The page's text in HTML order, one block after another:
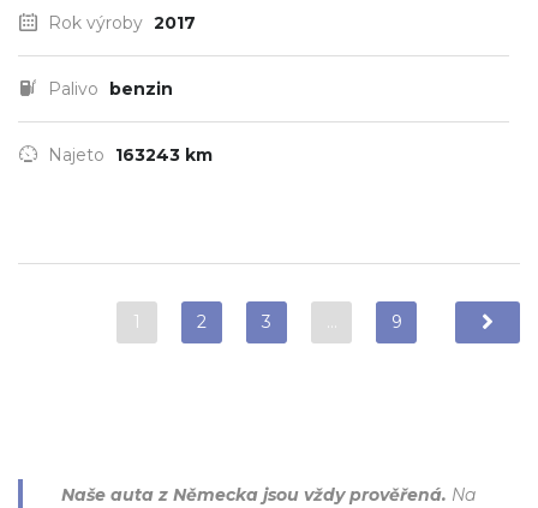
Rok výroby 2017
Palivo benzin
Najeto 163243 km
1 2 3 … 9
Naše auta z Německa jsou vždy prověřená. Na